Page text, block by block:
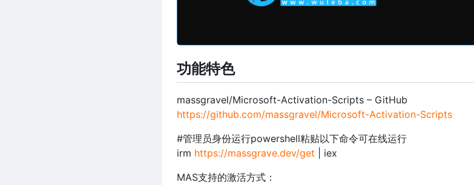
功能特色
massgravel/Microsoft-Activation-Scripts – GitHub
https://github.com/massgravel/Microsoft-Activation-Scripts
#管理员身份运行powershell粘贴以下命令可在线运行
irm https://massgrave.dev/get | iex
MAS支持的激活方式：